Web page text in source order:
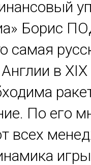
Борис
самая
в XIX
По его
всех